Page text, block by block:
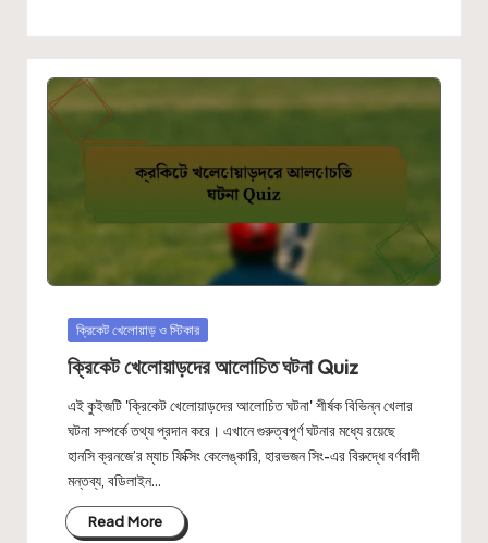
Posted
ক্রিকেট খেলোয়াড় ও স্টিকার
ক্রিকেট খেলোয়াড়দের আলোচিত ঘটনা Quiz
এই কুইজটি 'ক্রিকেট খেলোয়াড়দের আলোচিত ঘটনা' শীর্ষক বিভিন্ন খেলার
ঘটনা সম্পর্কে তথ্য প্রদান করে। এখানে গুরুত্বপূর্ণ ঘটনার মধ্যে রয়েছে
হানসি ক্রনজে’র ম্যাচ ফিক্সিং কেলেঙ্কারি, হারভজন সিং-এর বিরুদ্ধে বর্ণবাদী
মন্তব্য, বডিলাইন…
Read More